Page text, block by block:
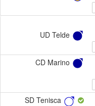
UD Telde
CD Marino
SD Tenisca